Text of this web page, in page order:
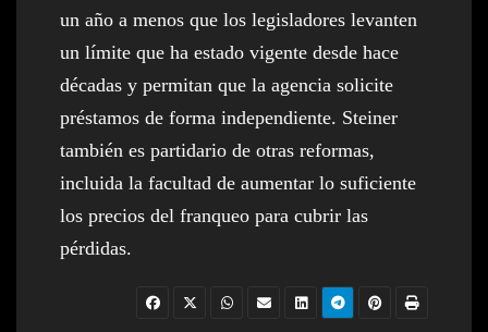
un año a menos que los legisladores levanten
un límite que ha estado vigente desde hace
décadas y permitan que la agencia solicite
préstamos de forma independiente. Steiner
también es partidario de otras reformas,
incluida la facultad de aumentar lo suficiente
los precios del franqueo para cubrir las
pérdidas.